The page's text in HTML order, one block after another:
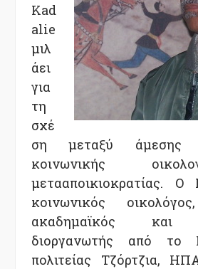
Kad
alie
μιλ
άει
για
τη
σχέ
ση μεταξύ άμεσης
κοινωνικής
μετααποικιοκρατίας. Ο
κοινωνικός
ακαδημαϊκός και
διοργανωτής από το
πολιτείας Τζόρτζια,